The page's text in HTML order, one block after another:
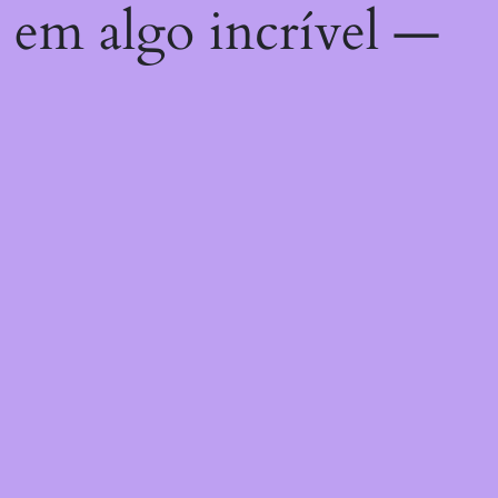
em algo incrível —